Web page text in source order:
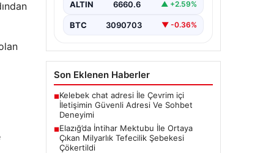
Yaşamına son veren bir…
ALTIN 6660.6 ▲ +2.59%
BTC 3090703 ▼ -0.36%
Son Eklenen Haberler
■Kelebek chat adresi İle Çevrim içi
İletişimin Güvenli Adresi Ve Sohbet
Deneyimi
■Elazığ’da İntihar Mektubu İle Ortaya
Çıkan Milyarlık Tefecilik Şebekesi
Çökertildi